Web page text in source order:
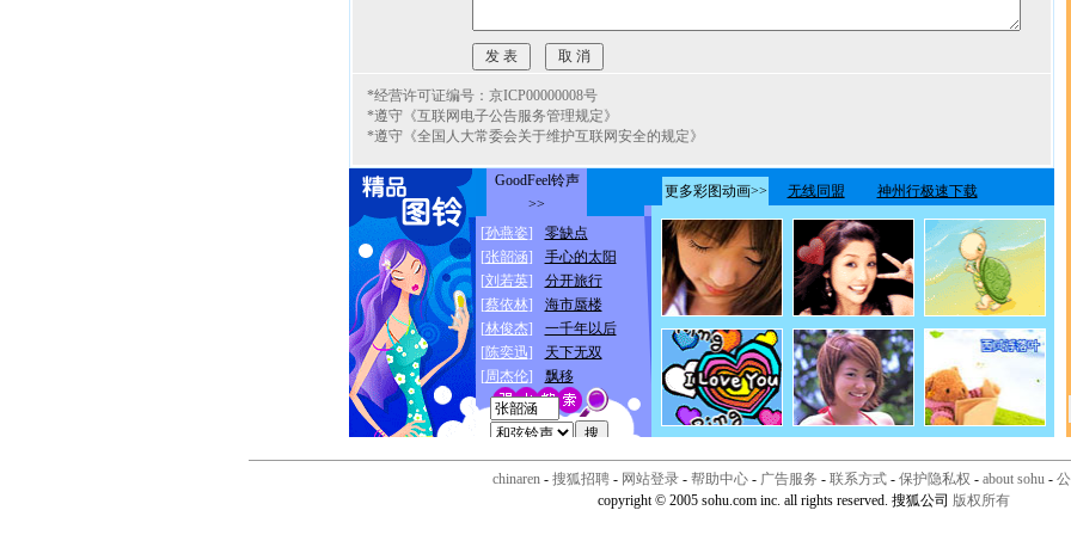
*经营许可证编号：京ICP00000008号
*遵守《互联网电子公告服务管理规定》
*遵守《全国人大常委会关于维护互联网安全的规定》
chinaren - 搜狐招聘 - 网站登录 - 帮助中心 - 广告服务 - 联系方式 - 保护隐私权 - about sohu -
copyright © 2005 sohu.com inc. all rights reserved. 搜狐公司 版权所有